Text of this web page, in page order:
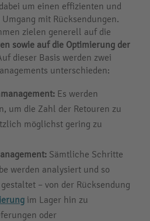
um einen effizienten und
mit Rücksendungen.
zielen generell auf die
sowie auf die Optimierung der
dieser Basis werden zwei
unterschieden:
Es werden
um die Zahl der Retouren zu
möglichst gering zu
Sämtliche Schritte
werden analysiert und so
– von der Rücksendung
im Lager hin zu
oder